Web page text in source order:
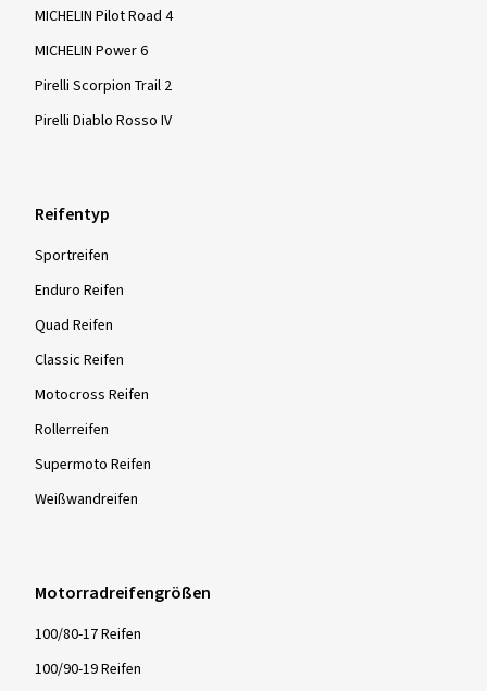
MICHELIN Pilot Road 4
MICHELIN Power 6
Pirelli Scorpion Trail 2
Pirelli Diablo Rosso IV
Reifentyp
Sportreifen
Enduro Reifen
Quad Reifen
Classic Reifen
Motocross Reifen
Rollerreifen
Supermoto Reifen
Weißwandreifen
Motorradreifengrößen
100/80-17 Reifen
100/90-19 Reifen